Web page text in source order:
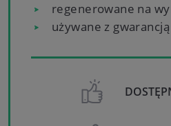
regenerowane na
używane z gwarancją